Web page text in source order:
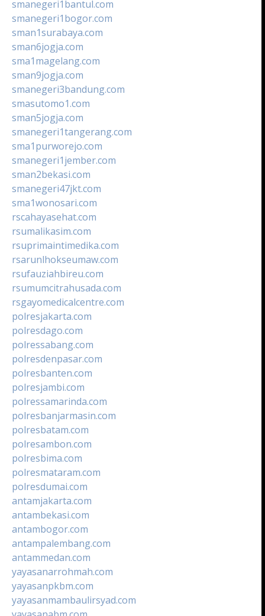
smanegeri1bantul.com
smanegeri1bogor.com
sman1surabaya.com
sman6jogja.com
sma1magelang.com
sman9jogja.com
smanegeri3bandung.com
smasutomo1.com
sman5jogja.com
smanegeri1tangerang.com
sma1purworejo.com
smanegeri1jember.com
sman2bekasi.com
smanegeri47jkt.com
sma1wonosari.com
rscahayasehat.com
rsumalikasim.com
rsuprimaintimedika.com
rsarunlhokseumaw.com
rsufauziahbireu.com
rsumumcitrahusada.com
rsgayomedicalcentre.com
polresjakarta.com
polresdago.com
polressabang.com
polresdenpasar.com
polresbanten.com
polresjambi.com
polressamarinda.com
polresbanjarmasin.com
polresbatam.com
polresambon.com
polresbima.com
polresmataram.com
polresdumai.com
antamjakarta.com
antambekasi.com
antambogor.com
antampalembang.com
antammedan.com
yayasanarrohmah.com
yayasanpkbm.com
yayasanmambaulirsyad.com